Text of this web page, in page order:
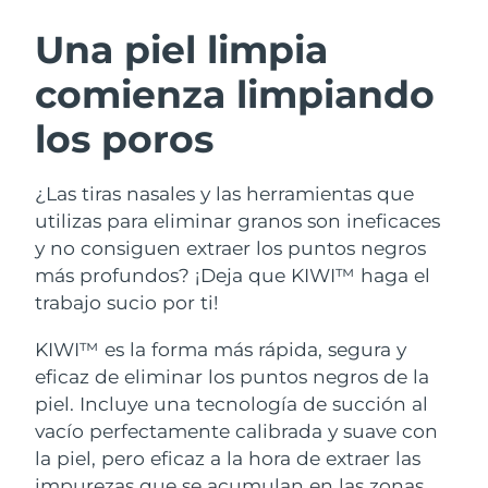
Una piel limpia
comienza limpiando
los poros
¿Las tiras nasales y las herramientas que
utilizas para eliminar granos son ineficaces
y no consiguen extraer los puntos negros
más profundos? ¡Deja que KIWI™ haga el
trabajo sucio por ti!
KIWI™ es la forma más rápida, segura y
eficaz de eliminar los puntos negros de la
piel. Incluye una tecnología de succión al
vacío perfectamente calibrada y suave con
la piel, pero eficaz a la hora de extraer las
Limpieza facial
Anti-aging massage
LUNA™ 4 Plus
Massage, LED heating
LUNA™ 4 Men
For men, anti-aging massage
Microcurrent toning
BEAR™ 2 go
Microcurrent toning on-the-go
BEAR™ 2 eyes & lips
Microcurrent line smoothing device
Hidratación
UFO™ 3 pack
UFO™ 3 LED
Near-infrared and red light therapy
device
Cuidado bucal
issa™ 4
issa™ 4 plus
Smart hybrid silicone sonic toothbrush
Antiedad Tratamientos LED
NEW
Austria Entrega prevista
Baréin Entrega prevista8/9/26
Bélgica
Bermudas Entrega prevista8/14/26
Bosnia y Herzegovina Entrega prevista
Brunéi Entrega prevista
Bulgaria Entrega prevista
Canadá Entrega prevista 8/12/26
Chile Entrega prevista 8/12/26